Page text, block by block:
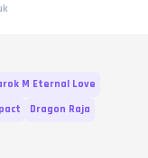
M Eternal Love
Dragon Raja